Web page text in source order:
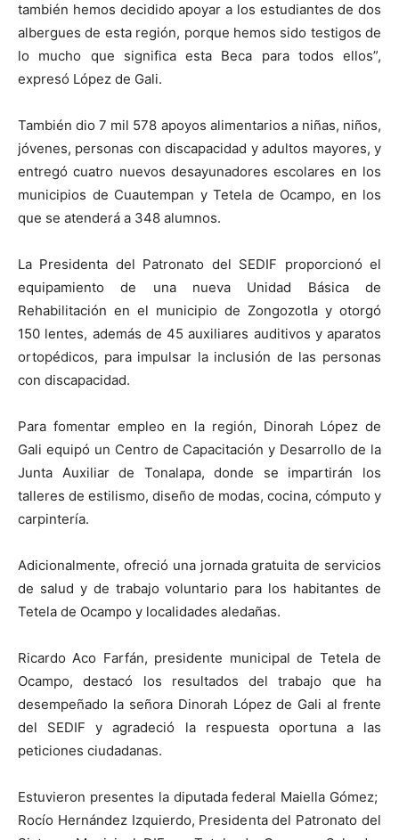
también hemos decidido apoyar a los estudiantes de dos
albergues de esta región, porque hemos sido testigos de
lo mucho que significa esta Beca para todos ellos”,
expresó López de Gali.
También dio 7 mil 578 apoyos alimentarios a niñas, niños,
jóvenes, personas con discapacidad y adultos mayores, y
entregó cuatro nuevos desayunadores escolares en los
municipios de Cuautempan y Tetela de Ocampo, en los
que se atenderá a 348 alumnos.
La Presidenta del Patronato del SEDIF proporcionó el
equipamiento de una nueva Unidad Básica de
Rehabilitación en el municipio de Zongozotla y otorgó
150 lentes, además de 45 auxiliares auditivos y aparatos
ortopédicos, para impulsar la inclusión de las personas
con discapacidad.
Para fomentar empleo en la región, Dinorah López de
Gali equipó un Centro de Capacitación y Desarrollo de la
Junta Auxiliar de Tonalapa, donde se impartirán los
talleres de estilismo, diseño de modas, cocina, cómputo y
carpintería.
Adicionalmente, ofreció una jornada gratuita de servicios
de salud y de trabajo voluntario para los habitantes de
Tetela de Ocampo y localidades aledañas.
Ricardo Aco Farfán, presidente municipal de Tetela de
Ocampo, destacó los resultados del trabajo que ha
desempeñado la señora Dinorah López de Gali al frente
del SEDIF y agradeció la respuesta oportuna a las
peticiones ciudadanas.
Estuvieron presentes la diputada federal Maiella Gómez;
Rocío Hernández Izquierdo, Presidenta del Patronato del